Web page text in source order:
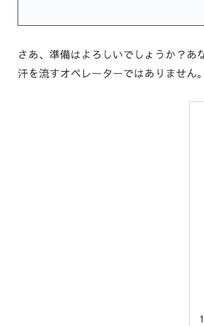
さあ、準備はよろしいでしょうか？
汗を流すオペレーターではありません